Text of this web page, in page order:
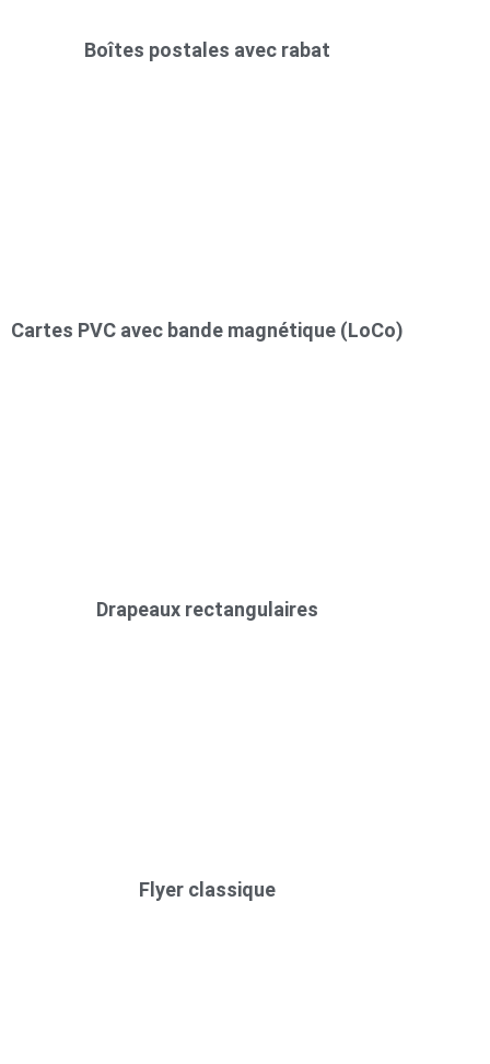
Boîtes postales avec rabat
Cartes PVC avec bande magnétique (LoCo)
Drapeaux rectangulaires
Flyer classique